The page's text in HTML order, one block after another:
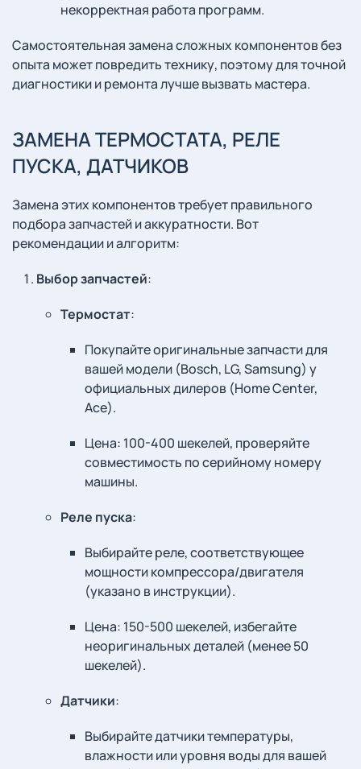
некорректная работа программ.
Самостоятельная замена сложных компонентов без
опыта может повредить технику, поэтому для точной
диагностики и ремонта лучше вызвать мастера.
ЗАМЕНА ТЕРМОСТАТА, РЕЛЕ
ПУСКА, ДАТЧИКОВ
Замена этих компонентов требует правильного
подбора запчастей и аккуратности. Вот
рекомендации и алгоритм:
Выбор запчастей:
Термостат:
Покупайте оригинальные запчасти для
вашей модели (Bosch, LG, Samsung) у
официальных дилеров (Home Center,
Ace).
Цена: 100-400 шекелей, проверяйте
совместимость по серийному номеру
машины.
Реле пуска:
Выбирайте реле, соответствующее
мощности компрессора/двигателя
(указано в инструкции).
Цена: 150-500 шекелей, избегайте
неоригинальных деталей (менее 50
шекелей).
Датчики:
Выбирайте датчики температуры,
влажности или уровня воды для вашей